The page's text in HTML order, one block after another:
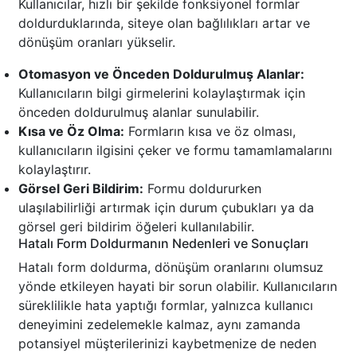
Kullanıcılar, hızlı bir şekilde fonksiyonel formlar
doldurduklarında, siteye olan bağlılıkları artar ve
dönüşüm oranları yükselir.
Otomasyon ve Önceden Doldurulmuş Alanlar:
Kullanıcıların bilgi girmelerini kolaylaştırmak için
önceden doldurulmuş alanlar sunulabilir.
Kısa ve Öz Olma: Formların kısa ve öz olması,
kullanıcıların ilgisini çeker ve formu tamamlamalarını
kolaylaştırır.
Görsel Geri Bildirim: Formu doldururken
ulaşılabilirliği artırmak için durum çubukları ya da
görsel geri bildirim öğeleri kullanılabilir.
Hatalı Form Doldurmanın Nedenleri ve Sonuçları
Hatalı form doldurma, dönüşüm oranlarını olumsuz
yönde etkileyen hayati bir sorun olabilir. Kullanıcıların
süreklilikle hata yaptığı formlar, yalnızca kullanıcı
deneyimini zedelemekle kalmaz, aynı zamanda
potansiyel müşterilerinizi kaybetmenize de neden